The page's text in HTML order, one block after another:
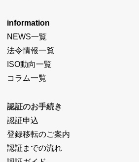
information
NEWS一覧
法令情報一覧
ISO動向一覧
コラム一覧
認証のお手続き
認証申込
登録移転のご案内
認証までの流れ